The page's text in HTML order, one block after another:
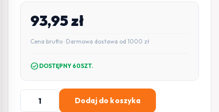
93,95zł
Cena brutto · Darmowa dostawa od 1000 zł
check_circle DOSTĘPNY 60SZT.
ilość
AKUMULATOR
Dodaj do koszyka